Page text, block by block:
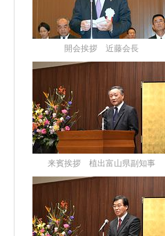
開会挨拶 近藤会長
来賓挨拶 植出富山県副知事